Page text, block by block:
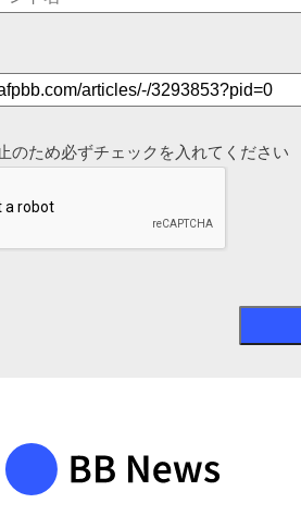
のため必ずチェックを入れてください